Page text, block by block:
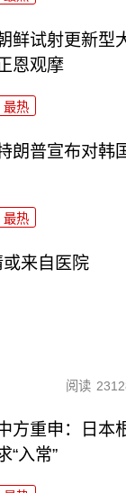
鲜试射更新型
恩观摩
最热
朗普宣布对韩
最热
来自医院
阅读
方重申：日本
“入常”